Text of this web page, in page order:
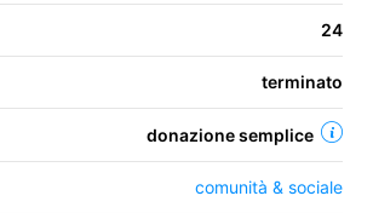
IT
ES
24
terminato
donazione semplice
comunità & sociale